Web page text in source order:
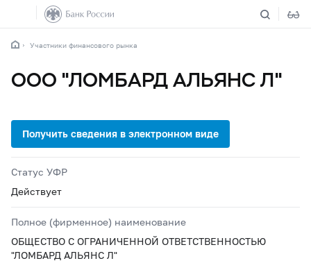
Участники финансового рынка
ООО "ЛОМБАРД АЛЬЯНС Л"
Статус УФР
Действует
Полное (фирменное) наименование
ОБЩЕСТВО С ОГРАНИЧЕННОЙ ОТВЕТСТВЕННОСТЬЮ
"ЛОМБАРД АЛЬЯНС Л"